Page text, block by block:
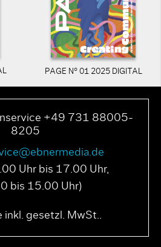
PAGE N° 01 2025 DIGITAL
+49 731 88005-
8205
Uhr bis 17.00 Uhr,
bis 15.00 Uhr)
inkl. gesetzl. MwSt..